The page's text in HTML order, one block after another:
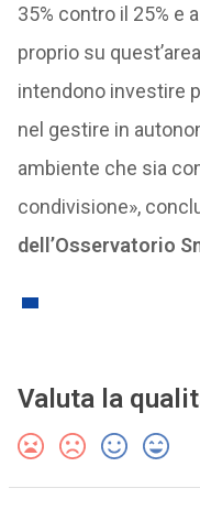
35% contro il 25% e
proprio su
intendono investire
nel gestire in
ambiente che sia
condivisione»,
dell’Osservatorio
Valuta la